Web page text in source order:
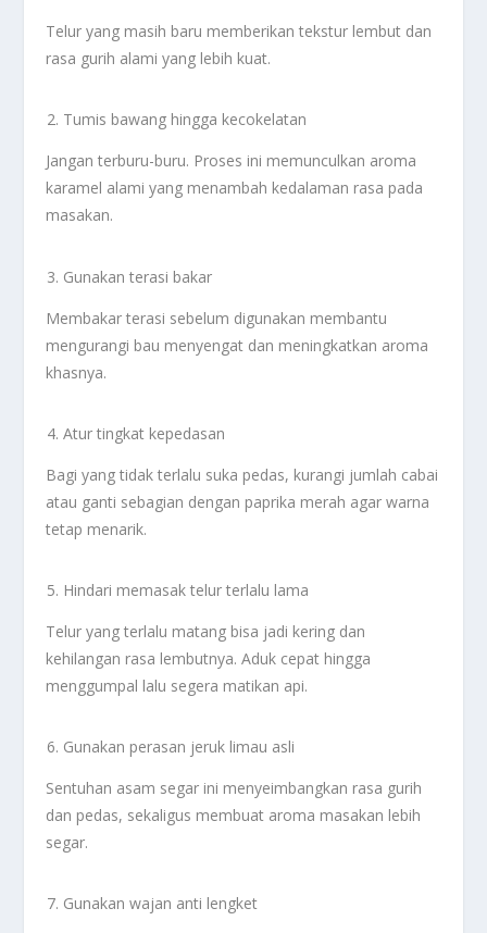
Telur yang masih baru memberikan tekstur lembut dan
rasa gurih alami yang lebih kuat.
Tumis bawang hingga kecokelatan
Jangan terburu-buru. Proses ini memunculkan aroma
karamel alami yang menambah kedalaman rasa pada
masakan.
Gunakan terasi bakar
Membakar terasi sebelum digunakan membantu
mengurangi bau menyengat dan meningkatkan aroma
khasnya.
Atur tingkat kepedasan
Bagi yang tidak terlalu suka pedas, kurangi jumlah cabai
atau ganti sebagian dengan paprika merah agar warna
tetap menarik.
Hindari memasak telur terlalu lama
Telur yang terlalu matang bisa jadi kering dan
kehilangan rasa lembutnya. Aduk cepat hingga
menggumpal lalu segera matikan api.
Gunakan perasan jeruk limau asli
Sentuhan asam segar ini menyeimbangkan rasa gurih
dan pedas, sekaligus membuat aroma masakan lebih
segar.
Gunakan wajan anti lengket